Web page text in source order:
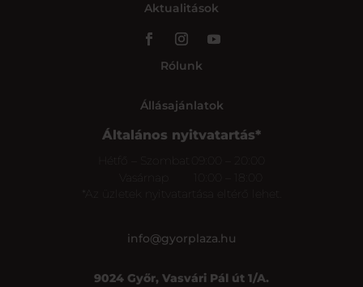
Aktualitások
Rólunk
Állásajánlatok
Általános nyitvatartás*
*Az üzletek nyitvatartása eltérő lehet.
info@gyorplaza.hu
9024 Győr, Vasvári Pál út 1/A.